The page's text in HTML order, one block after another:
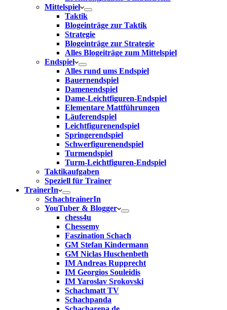
Mittelspiel
Taktik
Blogeinträge zur Taktik
Strategie
Blogeinträge zur Strategie
Alles Blogeiträge zum Mittelspiel
Endspiel
Alles rund ums Endspiel
Bauernendspiel
Damenendspiel
Dame-Leichtfiguren-Endspiel
Elementare Mattführungen
Läuferendspiel
Leichtfigurenendspiel
Springerendspiel
Schwerfigurenendspiel
Turmendspiel
Turm-Leichtfiguren-Endspiel
Taktikaufgaben
Speziell für Trainer
TrainerIn
SchachtrainerIn
YouTuber & Blogger
chess4u
Chessemy
Faszination Schach
GM Stefan Kindermann
GM Niclas Huschenbeth
IM Andreas Rupprecht
IM Georgios Souleidis
IM Yaroslav Srokovski
Schachmatt TV
Schachpanda